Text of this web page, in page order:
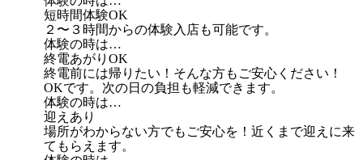
短時間体験OK
２〜３時間からの体験入店も可能です。
体験の時は…
終電あがりOK
終電前には帰りたい！そんな方もご安心ください！
OKです。次の日の負担も軽減できます。
体験の時は…
迎えあり
場所がわからない方でもご安心を！近くまで迎えに来
てもらえます。